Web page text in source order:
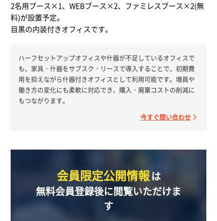
2名用ブース×1、WEBブース×2、ファミレスブース×2(無
料)が設置予定。
目黒の内装付きオフィスです。
ハーフセットアップオフィスや什器が不足しているオフィスで
も、家具・什器をサブスク・リースで導入することで、初期費
用を抑えながら什器付きオフィスとして利用可能です。増員や
働き方の変化にも柔軟に対応でき、購入・廃棄コストの削減に
もつながります。
今すぐ問い合わせ
会員限定公開情報は
無料会員登録後に閲覧いただけま
す